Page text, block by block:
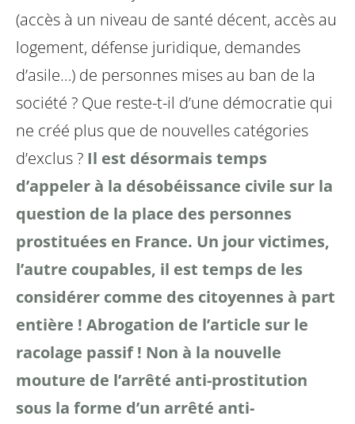
(accès à un niveau de santé décent, accès au
logement, défense juridique, demandes
d’asile…) de personnes mises au ban de la
société ? Que reste-t-il d’une démocratie qui
ne créé plus que de nouvelles catégories
d’exclus ? Il est désormais temps
d’appeler à la désobéissance civile sur la
question de la place des personnes
prostituées en France. Un jour victimes,
l’autre coupables, il est temps de les
considérer comme des citoyennes à part
entière ! Abrogation de l’article sur le
racolage passif ! Non à la nouvelle
mouture de l’arrêté anti-prostitution
sous la forme d’un arrêté anti-